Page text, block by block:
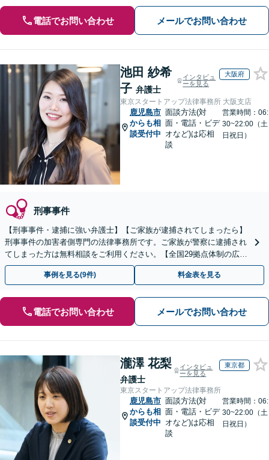
電話でお問い合わせ メールでお問い合わせ
池田 紗希
子 弁護士
インタビュ
ーを見る
大阪府
東京スタートアップ法律事務所 大阪支店
鹿児島市
からも相
談受付中
面談方法(対
面・電話・ビデ
オなど)は応相
談
営業時間：06:
30~22:00（土
日祝日）
刑事事件
【刑事事件・逮捕に強い弁護士】【ご家族が逮捕されてしまったら】
刑事事件の加害者側専門の法律事務所です。ご家族が警察に逮捕され
てしまった方は無料相談をご利用ください。【全国29拠点体制の広域
対応】【弁護士待機中/当日中の電話相談可(予約制)】
事例を見る(9件) 料金表を見る
電話でお問い合わせ メールでお問い合わせ
瀧澤 花梨
弁護士
インタビュ
ーを見る
東京都
東京スタートアップ法律事務所
鹿児島市
からも相
談受付中
面談方法(対
面・電話・ビデ
オなど)は応相
談
営業時間：06:
30~22:00（土
日祝日）